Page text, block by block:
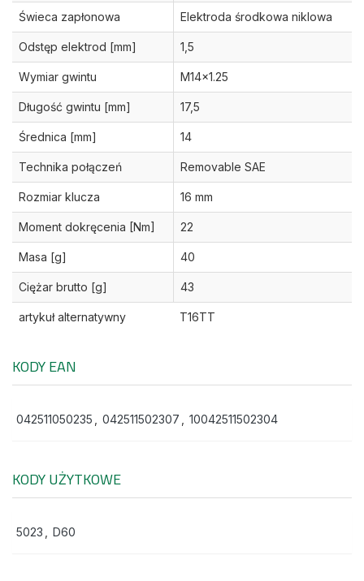
Świeca zapłonowa Elektroda środkowa niklowa
Odstęp elektrod [mm] 1,5
Wymiar gwintu M14x1.25
Długość gwintu [mm] 17,5
Średnica [mm] 14
Technika połączeń Removable SAE
Rozmiar klucza 16 mm
Moment dokręcenia [Nm] 22
Masa [g] 40
Ciężar brutto [g] 43
artykuł alternatywny T16TT
KODY EAN
042511050235 042511502307 10042511502304
KODY UŻYTKOWE
5023 D60